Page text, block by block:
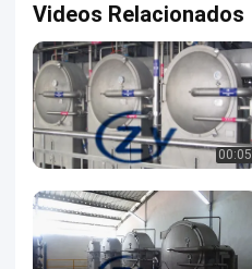
Videos Relacionados
00:05